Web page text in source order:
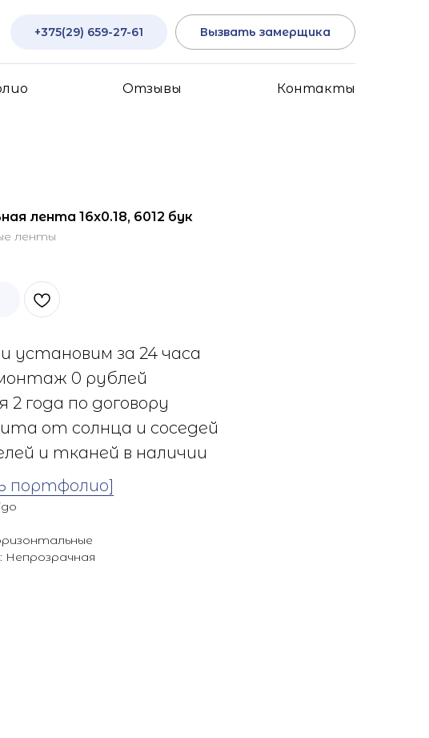
+375(29) 659-27-61 Вызвать замерщика
Отзывы Контакты
лента 16x0.18, 6012 бук
ленты
установим за 24 часа
0 рублей
2 года по договору
от солнца и соседей
и тканей в наличии
портфолио]
Непрозрачная